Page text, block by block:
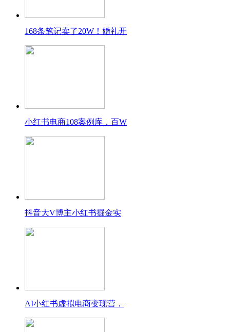
168条笔记卖了20W！婚礼开
小红书电商108案例库，百W
抖音大V博主小红书掘金实
AI小红书虚拟电商变现营，